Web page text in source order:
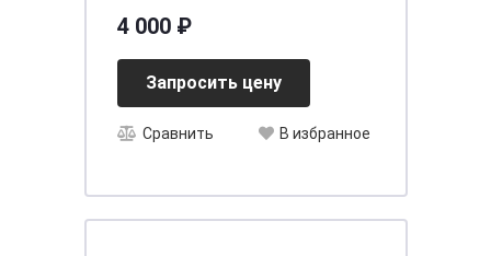
4 000 ₽
Запросить цену
Сравнить В избранное